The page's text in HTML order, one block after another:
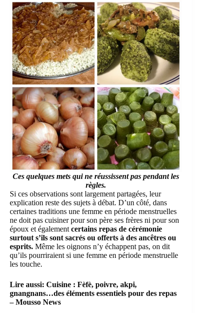
Ces quelques mets qui ne réussissent paspendant les
règles.
Si ces observations sont largement partagées, leur
explication reste des sujets à débat. D’un côté, dans
certaines traditions une femme en période menstruelles
ne doit pas cuisiner pour son père ses frères ni pour son
époux et égalementcertains repas de cérémonie
surtout s’ils sont sacrés ou offerts à des ancêtres ou
esprits. Même les oignons n’y échappent pas, on dit
qu’ils pourriraient si une femme en période menstruelle
les touche.
Lire aussi: Cuisine : Fèfè, poivre, akpi,
gnangnans…des éléments essentiels pour des repas
– Mousso News